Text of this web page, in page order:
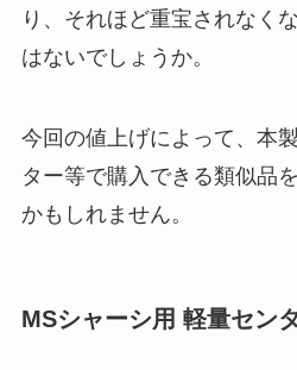
り、それほど重宝されなく
はないでしょうか。
今回の値上げによって、本
ター等で購入できる類似品
かもしれません。
MSシャーシ用 軽量セン